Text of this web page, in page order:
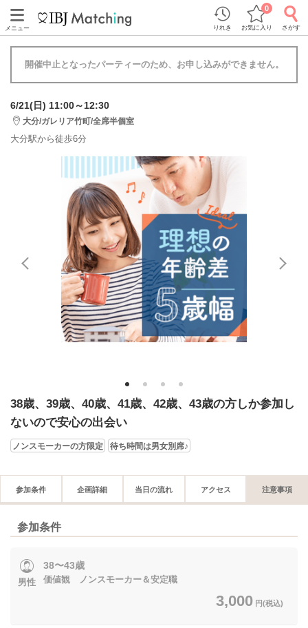
メニュー りれき お気に入り
0
さがす
開催中止となったパーティーのため、お申し込みができません。
6/21(日) 11:00～12:30
大分/ガレリア竹町/全席半個室
大分駅から徒歩6分
1 2 3 4
38歳、39歳、40歳、41歳、42歳、43歳の方しか参加し
ないので安心の出会い
ノンスモーカーの方限定 待ち時間は男女別席♪
参加条件 企画詳細 当日の流れ アクセス 注意事項
参加条件
男性
38〜43歳
価値観 ノンスモーカー＆安定職
3,000 円(税込)